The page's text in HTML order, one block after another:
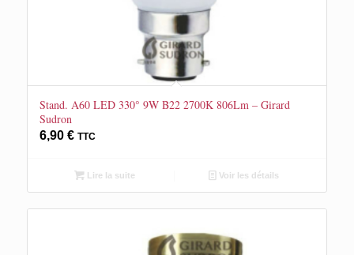
Stand. A60 LED 330° 9W B22 2700K 806Lm – Girard
Sudron
6,90 € TTC
Lire la suite Voir les détails